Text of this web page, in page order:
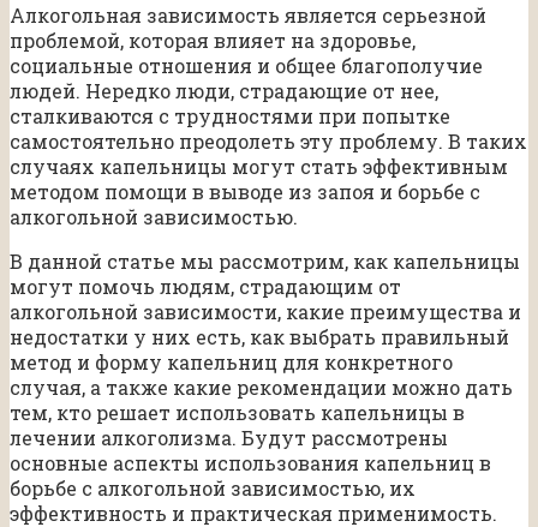
Алкогольная зависимость является серьезной
проблемой, которая влияет на здоровье,
социальные отношения и общее благополучие
людей. Нередко люди, страдающие от нее,
сталкиваются с трудностями при попытке
самостоятельно преодолеть эту проблему. В таких
случаях капельницы могут стать эффективным
методом помощи в выводе из запоя и борьбе с
алкогольной зависимостью.
В данной статье мы рассмотрим, как капельницы
могут помочь людям, страдающим от
алкогольной зависимости, какие преимущества и
недостатки у них есть, как выбрать правильный
метод и форму капельниц для конкретного
случая, а также какие рекомендации можно дать
тем, кто решает использовать капельницы в
лечении алкоголизма. Будут рассмотрены
основные аспекты использования капельниц в
борьбе с алкогольной зависимостью, их
эффективность и практическая применимость.